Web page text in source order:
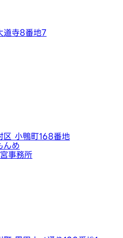
道寺8番地7
区 小鴨町168番地
んめ
事務所